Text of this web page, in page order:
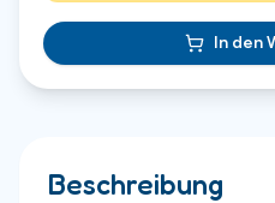
In den
Beschreibung